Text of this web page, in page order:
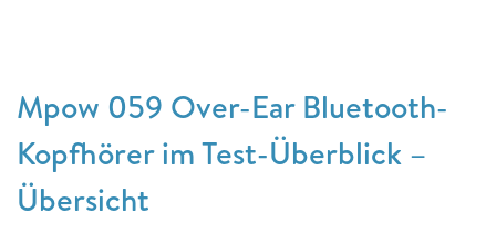
Mpow 059 Over-Ear Bluetooth-
Kopfhörer im Test-Überblick –
Übersicht